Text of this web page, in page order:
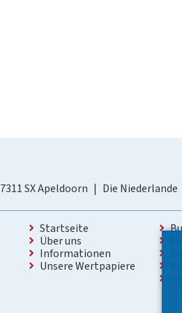
7311 SX Apeldoorn Die Niederlande
Startseite
Über uns
Informationen
Unsere Wertpapiere